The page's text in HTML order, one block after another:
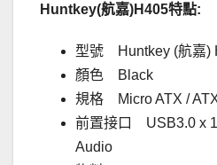
Huntkey(航嘉)H405特點:
型號 Huntkey (航嘉)
顏色 Black
規格 Micro ATX /
前置接口 USB3.0 x 1
Audio